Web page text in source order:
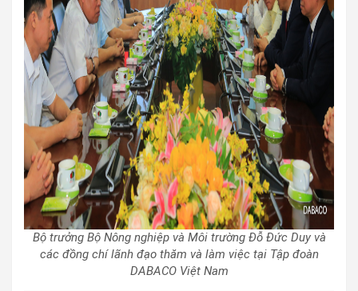
Bộ trưởng Bộ Nông nghiệp và Môi trường Đỗ Đức Duy và
các đồng chí lãnh đạo thăm và làm việc tại Tập đoàn
DABACO Việt Nam